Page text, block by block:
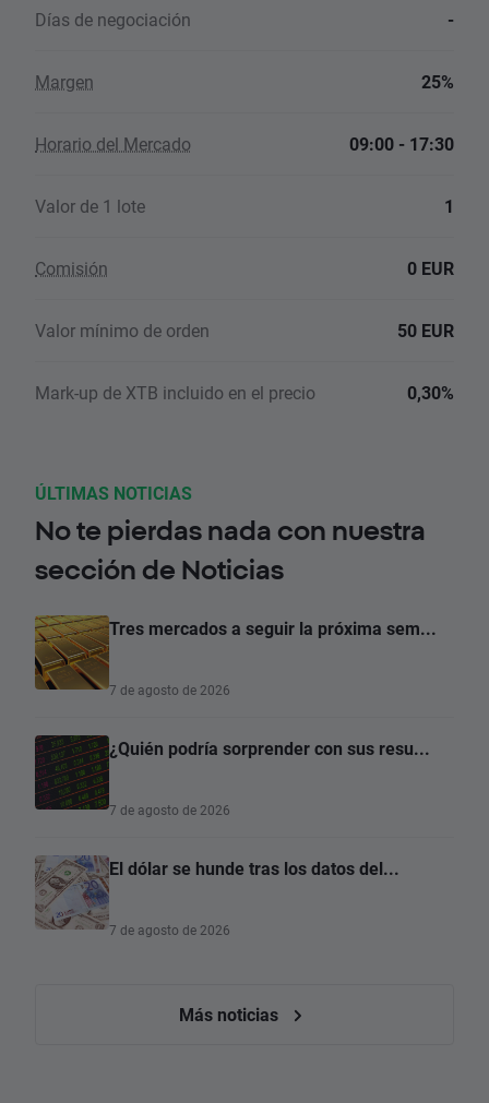
Días de negociación -
Margen 25%
Horario del Mercado 09:00 - 17:30
Valor de 1 lote 1
Comisión 0 EUR
Valor mínimo de orden 50 EUR
Mark-up de XTB incluido en el precio 0,30%
ÚLTIMAS NOTICIAS
No te pierdas nada con nuestra
sección de Noticias
Tres mercados a seguir la próxima sem...
7 de agosto de 2026
¿Quién podría sorprender con sus resu...
7 de agosto de 2026
El dólar se hunde tras los datos del...
7 de agosto de 2026
Más noticias